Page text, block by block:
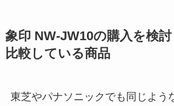
象印 NW-JW10の購入を検
比較している商品
東芝やパナソニックでも同じよう